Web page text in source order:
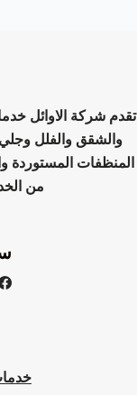
تقدم شركة الاوائل
والشقق والفلل وجلي
المنظفات المستوردة
من